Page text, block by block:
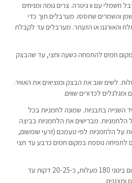
עם וו גיטרה. צרים גומה ומניחים
והשמרים שתססו. מערבלים תוך כדי
והאורגנו או הזעתר. מערבלים עד לקבלת
חמים להתפחה כשעה וחצי, עד שהבצק
לשים שוב את הבצק ומוציאים את האוויר.
בתבניות. שמונה לחמניות בכל
מברישים את הלחמניות בביצה
על הלחמניות לפי טעמכם (זרעי שומשום,
לתפיחה נוספת במקום חמים כרבע עד חצי
אופים בתנור שחומם מראש לחום בינוני 180 מעלות, כ-20-25 דקות עד
ומצננים.